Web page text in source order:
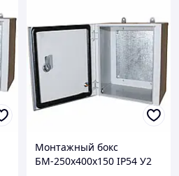
Монтажный бокс
БМ-250х400х150 IP54 У2